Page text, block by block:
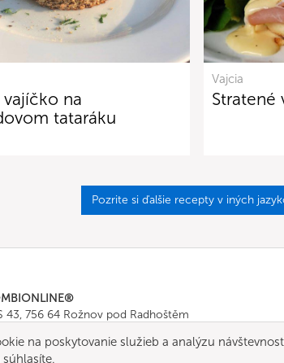
vajíčko na
tataráku
Vajcia
Stratené
Pozrite si ďalšie recepty v iných
43, 756 64 Rožnov pod Radhoštěm
na poskytovanie služieb a analýzu